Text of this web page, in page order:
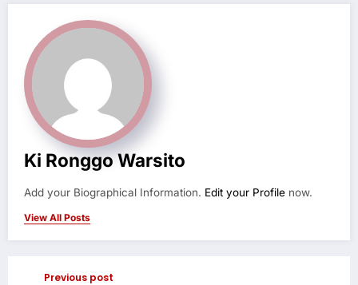
Ki Ronggo Warsito
Add your Biographical Information. Edit your Profile now.
View All Posts
Previous post